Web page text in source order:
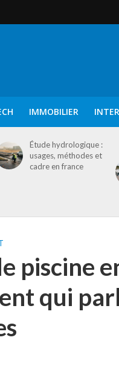
IMMOBILIER
Étude hydrologique :
usages, méthodes et
cadre en france
piscine
qui